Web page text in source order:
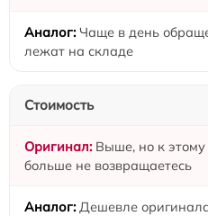
Чаще в день
лежат на складе
Стоимость
Выше, но к
больше не возвращаетесь
Дешевле